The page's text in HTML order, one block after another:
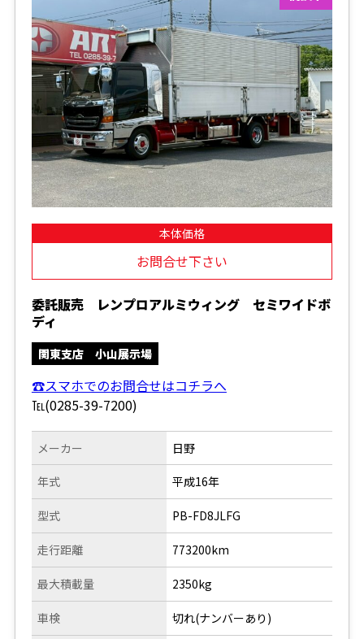
本体価格
お問合せ下さい
委託販売 レンプロアルミウィング セミワイドボ
ディ
関東支店 小山展示場
☎スマホでのお問合せはコチラへ
℡(0285-39-7200)
メーカー
年式
型式
走行距離
日野
平成16年
PB-FD8JLFG
773200km
最大積載量
車検
2350kg
切れ(ナンバーあり)